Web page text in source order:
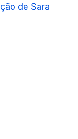
de Sara